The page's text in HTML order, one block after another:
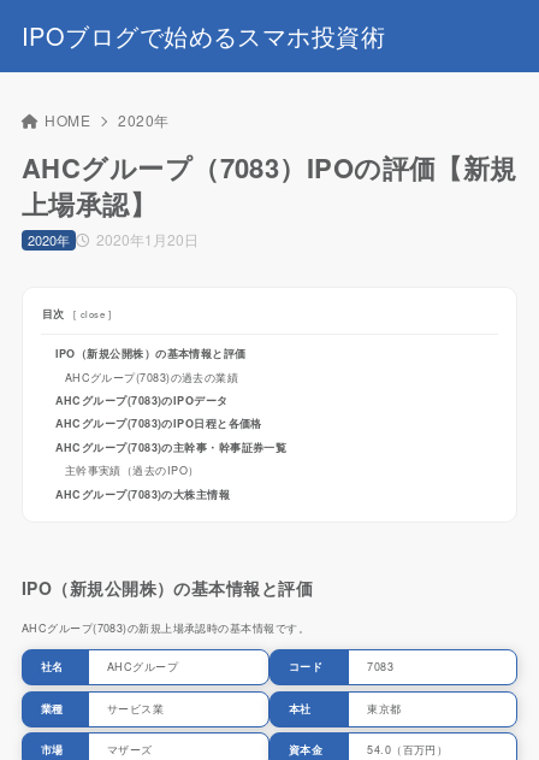
IPOブログで始めるスマホ投資術
HOME 2020年
AHCグループ（7083）IPOの評価【新規
上場承認】
2020年 2020年1月20日
目次 [ close ]
IPO（新規公開株）の基本情報と評価
AHCグループ(7083)の過去の業績
AHCグループ(7083)のIPOデータ
AHCグループ(7083)のIPO日程と各価格
AHCグループ(7083)の主幹事・幹事証券一覧
主幹事実績（過去のIPO）
AHCグループ(7083)の大株主情報
IPO（新規公開株）の基本情報と評価
AHCグループ(7083)の新規上場承認時の基本情報です。
社名 AHCグループ
業種 サービス業
市場 マザーズ
コード 7083
本社 東京都
資本金 54.0（百万円）